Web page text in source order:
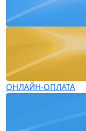
ОНЛАЙН-ОПЛАТА